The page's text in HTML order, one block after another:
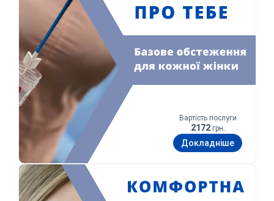
Вартість послуги
2172 грн.
Докладніше
Комфортна вагітність